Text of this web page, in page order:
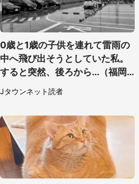
0歳と1歳の子供を連れて雷雨の
中へ飛び出そうとしていた私。
すると突然、後ろから...（福岡
県・30代女性）
Jタウンネット読者